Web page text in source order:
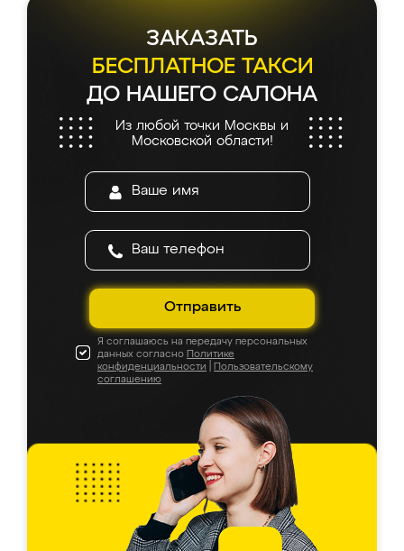
ЗАКАЗАТЬ
БЕСПЛАТНОЕ ТАКСИ
ДО НАШЕГО САЛОНА
Из любой точки Москвы и
Московской области!
Отправить
Я соглашаюсь на передачу персональных
данных согласно Политике
конфиденциальности
Пользовательскому
соглашению